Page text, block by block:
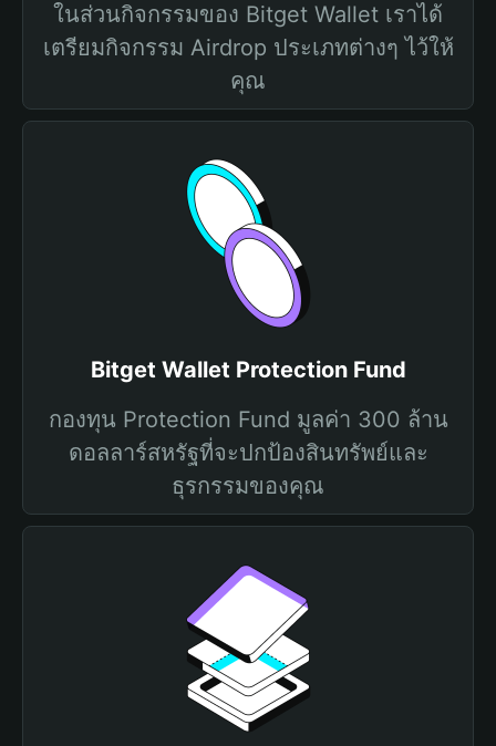
ในส่วนกิจกรรมของ Bitget Wallet เราได้
เตรียมกิจกรรม Airdrop ประเภทต่างๆ ไว้ให้
คุณ
Bitget Wallet Protection Fund
กองทุน Protection Fund มูลค่า 300 ล้าน
ดอลลาร์สหรัฐที่จะปกป้องสินทรัพย์และ
ธุรกรรมของคุณ